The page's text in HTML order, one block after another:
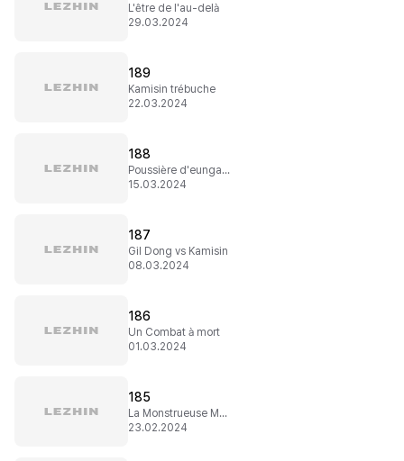
L'être de l'au-delà
29.03.2024
189
Kamisin trébuche
22.03.2024
188
Poussière d'eungabis
15.03.2024
187
Gil Dong vs Kamisin
08.03.2024
186
Un Combat à mort
01.03.2024
185
La Monstrueuse Muna
23.02.2024